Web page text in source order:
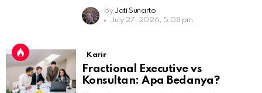
by Jati Sunarto
July 27, 2026, 5:08 pm
Karir
Fractional Executive vs
Konsultan: Apa Bedanya?